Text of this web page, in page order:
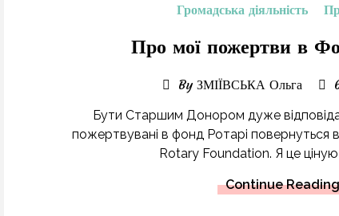
Громадська діяльність
Про мої пожертви в
By ЗМІЇВСЬКА Ольга
Бути Старшим Донором дуже
пожертвувані в фонд Ротарі повернуться в
Rotary Foundation. Я це
Continue